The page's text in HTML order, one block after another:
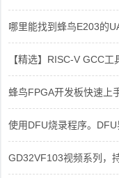
哪里能找到蜂鸟E203的
【精选】RISC-V GCC
蜂鸟FPGA开发板快速上
使用DFU烧录程序。
GD32VF103视频系列，